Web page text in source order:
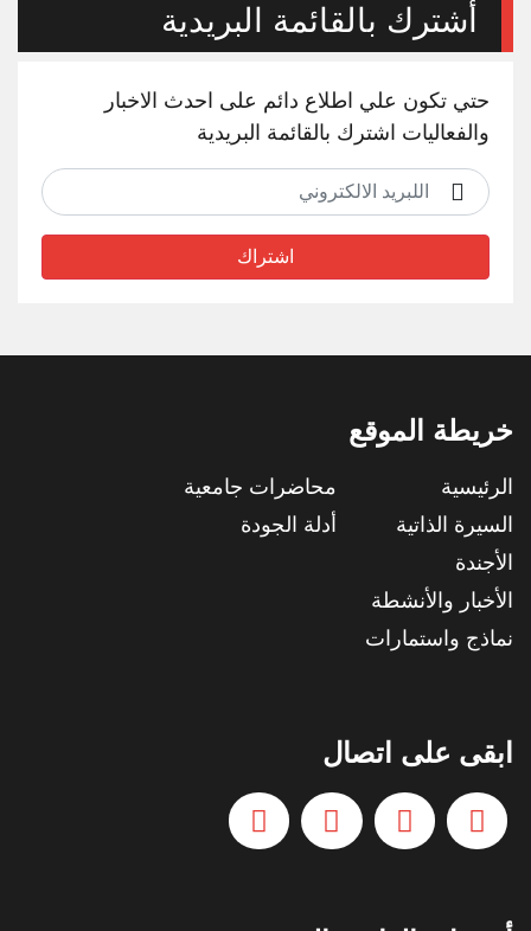
أشترك بالقائمة البريدية
حتي تكون علي اطلاع دائم على احدث الاخبار
والفعاليات اشترك بالقائمة البريدية
اشتراك
خريطة الموقع
الرئيسية
السيرة الذاتية
الأجندة
الأخبار والأنشطة
نماذج واستمارات
محاضرات جامعية
أدلة الجودة
ابقى على اتصال